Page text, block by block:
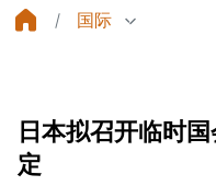
未来并有效发挥作用
国会第一次非常规
越南国会主席陈青
国际
日本拟召开临时
定